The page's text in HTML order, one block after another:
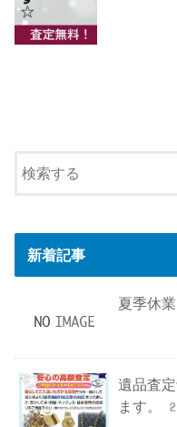
新着記事
夏季休
遺品査
ます。